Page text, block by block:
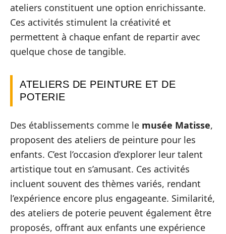
ateliers constituent une option enrichissante.
Ces activités stimulent la créativité et
permettent à chaque enfant de repartir avec
quelque chose de tangible.
ATELIERS DE PEINTURE ET DE
POTERIE
Des établissements comme le musée Matisse,
proposent des ateliers de peinture pour les
enfants. C’est l’occasion d’explorer leur talent
artistique tout en s’amusant. Ces activités
incluent souvent des thèmes variés, rendant
l’expérience encore plus engageante. Similarité,
des ateliers de poterie peuvent également être
proposés, offrant aux enfants une expérience